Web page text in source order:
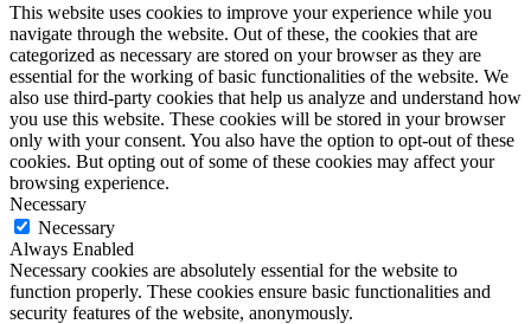
This website uses cookies to improve your experience while you
navigate through the website. Out of these, the cookies that are
categorized as necessary are stored on your browser as they are
essential for the working of basic functionalities of the website. We
also use third-party cookies that help us analyze and understand how
you use this website. These cookies will be stored in your browser
only with your consent. You also have the option to opt-out of these
cookies. But opting out of some of these cookies may affect your
browsing experience.
Necessary
Necessary
Always Enabled
Necessary cookies are absolutely essential for the website to
function properly. These cookies ensure basic functionalities and
security features of the website, anonymously.